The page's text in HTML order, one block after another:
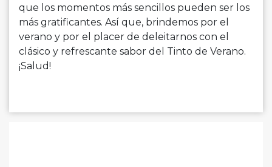
que los momentos más sencillos pueden ser los
más gratificantes. Así que, brindemos por el
verano y por el placer de deleitarnos con el
clásico y refrescante sabor del Tinto de Verano.
¡Salud!